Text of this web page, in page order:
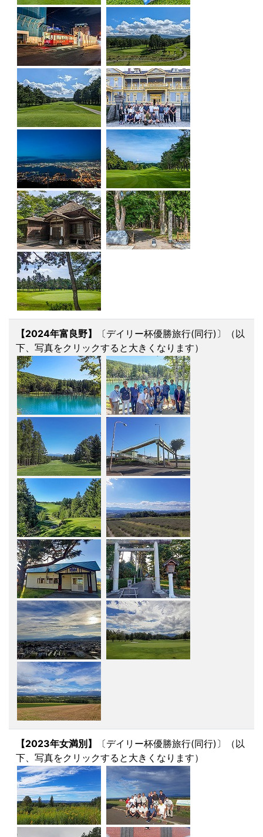
【2024年富良野】
〔デイリー杯優勝旅行(同行)〕（以
下、写真をクリックすると大きくなります）
【2023年女満別】
〔デイリー杯優勝旅行(同行)〕（以
下、写真をクリックすると大きくなります）